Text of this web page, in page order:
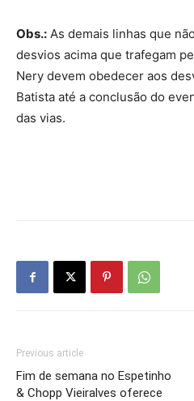
Obs.: As demais linhas que
desvios acima que trafegam
Nery devem obedecer aos
Batista até a conclusão do
das vias.
Previous article
Fim de semana no Espetinho
& Chopp Vieiralves oferece